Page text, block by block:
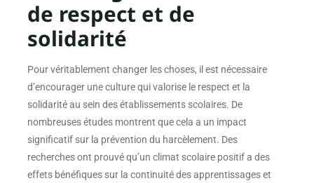
de respect et de
solidarité
Pour véritablement changer les choses, il est nécessaire
d’encourager une culture qui valorise le respect et la
solidarité au sein des établissements scolaires. De
nombreuses études montrent que cela a un impact
significatif sur la prévention du harcèlement. Des
recherches ont prouvé qu’un climat scolaire positif a des
effets bénéfiques sur la continuité des apprentissages et